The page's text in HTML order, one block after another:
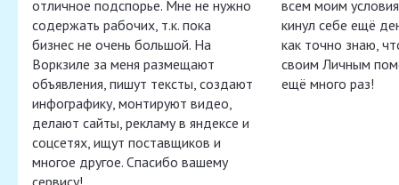
отличное подспорье. Мне не нужно
содержать рабочих, т.к. пока
бизнес не очень большой. На
Воркзиле за меня размещают
объявления, пишут тексты, создают
инфографику, монтируют видео,
делают сайты, рекламу в яндексе и
соцсетях, ищут поставщиков и
многое другое. Спасибо вашему
всем моим
кинул себе ещё
как точно знаю,
своим Личным
ещё много раз!